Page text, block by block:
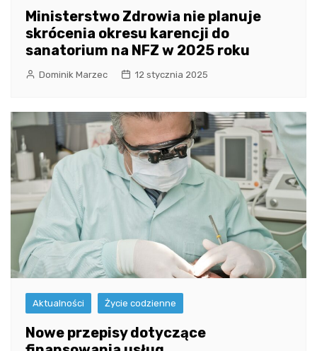
Ministerstwo Zdrowia nie planuje
skrócenia okresu karencji do
sanatorium na NFZ w 2025 roku
Dominik Marzec 12 stycznia 2025
Aktualności Życie codzienne
Nowe przepisy dotyczące